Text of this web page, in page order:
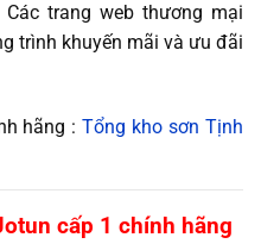
trang web thương mại
trình khuyến mãi và ưu đãi
hãng :Tổng kho sơn Tịnh
cấp 1 chính hãng